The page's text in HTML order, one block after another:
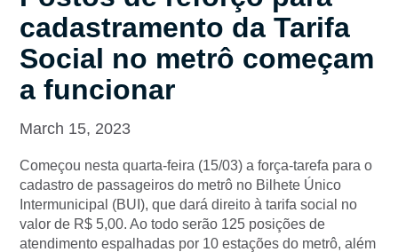
cadastramento da Tarifa
Social no metrô começam
a funcionar
March 15, 2023
Começou nesta quarta-feira (15/03) a força-tarefa para o
cadastro de passageiros do metrô no Bilhete Único
Intermunicipal (BUI), que dará direito à tarifa social no
valor de R$ 5,00. Ao todo serão 125 posições de
atendimento espalhadas por 10 estações do metrô, além